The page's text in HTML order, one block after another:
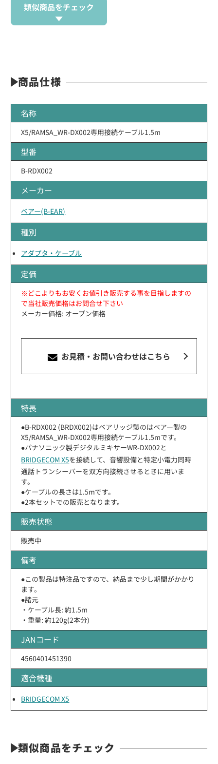
類似商品をチェック
商品仕様
名称
X5/RAMSA_WR-DX002専用接続ケーブル1.5m
型番
B-RDX002
メーカー
ベアー(B-EAR)
種別
アダプタ・ケーブル
定価
※どこよりもお安くお値引き販売する事を目指しますの
で当社販売価格はお問合せ下さい
メーカー価格: オープン価格
お見積・お問い合わせはこちら
特長
●B-RDX002 (BRDX002)はベアリッジ製のはベアー製の
X5/RAMSA_WR-DX002専用接続ケーブル1.5mです。
●パナソニック製デジタルミキサーWR-DX002と
BRIDGECOM X5を接続して、音響設備と特定小電力同時
通話トランシーバーを双方向接続させるときに用いま
す。
●ケーブルの長さは1.5mです。
●2本セットでの販売となります。
販売状態
販売中
備考
●この製品は特注品ですので、納品まで少し期間がかかり
ます。
●諸元
・ケーブル長: 約1.5m
・重量: 約120g(2本分)
JANコード
4560401451390
適合機種
BRIDGECOM X5
類似商品をチェック